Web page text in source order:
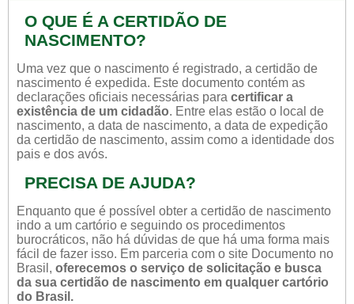
O QUE É A CERTIDÃO DE
NASCIMENTO?
Uma vez que o nascimento é registrado, a certidão de
nascimento é expedida. Este documento contém as
declarações oficiais necessárias para certificar a
existência de um cidadão. Entre elas estão o local de
nascimento, a data de nascimento, a data de expedição
da certidão de nascimento, assim como a identidade dos
pais e dos avós.
PRECISA DE AJUDA?
Enquanto que é possível obter a certidão de nascimento
indo a um cartório e seguindo os procedimentos
burocráticos, não há dúvidas de que há uma forma mais
fácil de fazer isso. Em parceria com o site Documento no
Brasil, oferecemos o serviço de solicitação e busca
da sua certidão de nascimento em qualquer cartório
do Brasil.